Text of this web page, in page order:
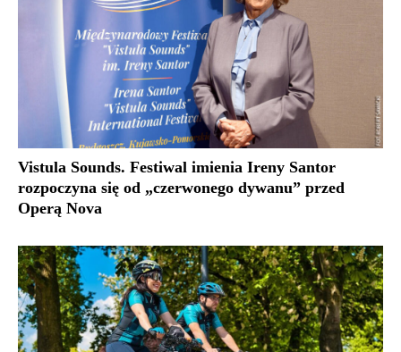
Vistula Sounds. Festiwal imienia Ireny Santor
rozpoczyna się od „czerwonego dywanu” przed
Operą Nova